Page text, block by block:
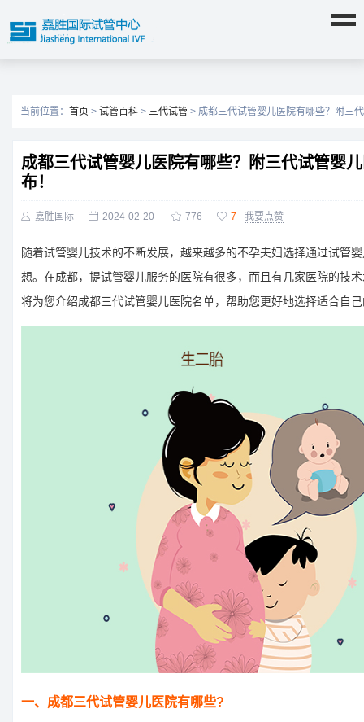
当前位置： 首页 > 试管百科 > 三代试管 > 成都三代试管婴儿医院有哪些？附三
成都三代试管婴儿医院有哪些？附三代试管婴
布！
 嘉胜国际  2024-02-20  776  7 我要点赞
随着试管婴儿技术的不断发展，越来越多的不孕夫妇选择通过试管
想。在成都，提试管婴儿服务的医院有很多，而且有几家医院的技
将为您介绍成都三代试管婴儿医院名单，帮助您更好地选择适合自
一、成都三代试管婴儿医院有哪些?